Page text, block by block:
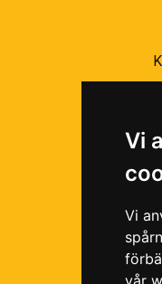
Vi
Vi
vår